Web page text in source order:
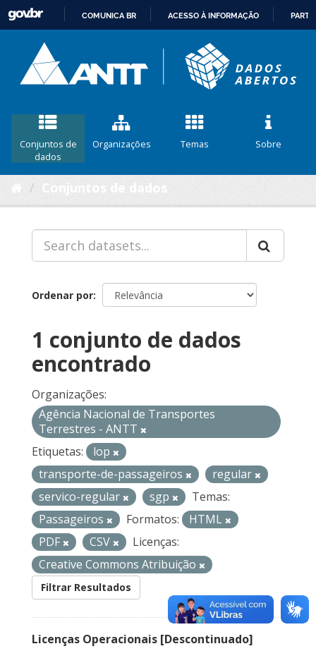
CONTEÚDO
COMUNICA BR ACESSO À INFORMAÇÃO
Conjuntos de
dados
Organizações Temas Sobre
Ordenar por
1 conjunto de dados
encontrado
Organizações:
Agência Nacional de Transportes
Terrestres - ANTT
Etiquetas:
lop
transporte-de-passageiros
regular
servico-regular
sgp
Temas:
Passageiros
Formatos:
HTML
PDF
CSV
Licenças:
Creative Commons Atribuição
Filtrar Resultados
Licenças Operacionais [Descontinuado]